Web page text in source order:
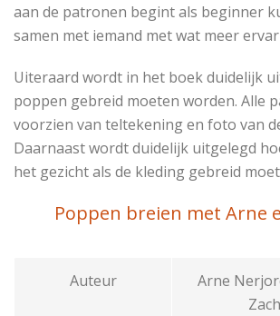
aan de patronen begint als beginner
samen met iemand met wat meer
Uiteraard wordt in het boek duidelijk
poppen gebreid moeten worden. Alle
voorzien van teltekening en foto van
Daarnaast wordt duidelijk uitgelegd
het gezicht als de kleding gebreid
Poppen breien met Arne
Auteur
Arne